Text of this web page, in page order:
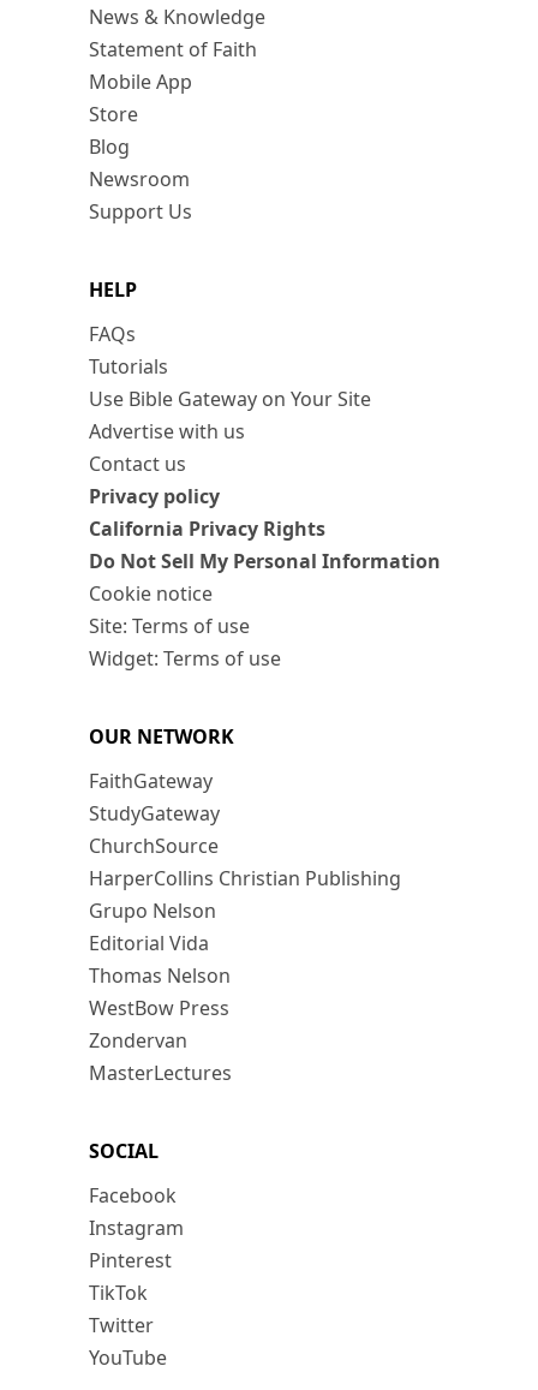
News & Knowledge
Statement of Faith
Mobile App
Store
Blog
Newsroom
Support Us
HELP
FAQs
Tutorials
Use Bible Gateway on Your Site
Advertise with us
Contact us
Privacy policy
California Privacy Rights
Do Not Sell My Personal Information
Cookie notice
Site: Terms of use
Widget: Terms of use
OUR NETWORK
FaithGateway
StudyGateway
ChurchSource
HarperCollins Christian Publishing
Grupo Nelson
Editorial Vida
Thomas Nelson
WestBow Press
Zondervan
MasterLectures
SOCIAL
Facebook
Instagram
Pinterest
TikTok
Twitter
YouTube